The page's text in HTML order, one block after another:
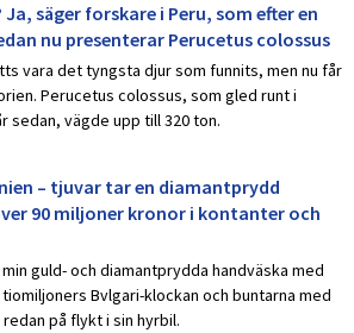
säger forskare i Peru, som efter en
nu presenterar Perucetus colossus
vara det tyngsta djur som funnits, men nu får
Perucetus colossus, som gled runt i
sedan, vägde upp till 320 ton.
– tjuvar tar en diamantprydd
90 miljoner kronor i kontanter och
guld- och diamantprydda handväska med
Bvlgari-klockan och buntarna med
på flykt i sin hyrbil.